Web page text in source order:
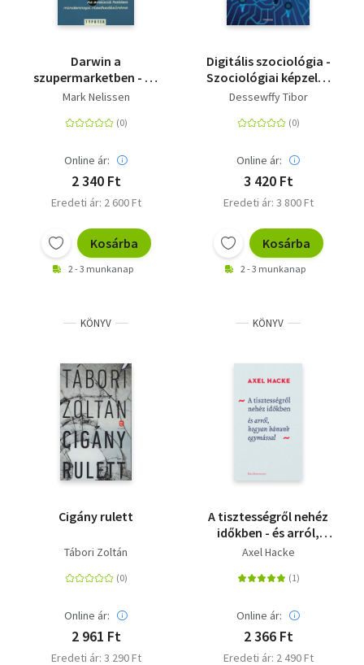
Darwin a
szupermarketben - Az
evolúció hatása
viselkedésünkre
Mark Nelissen
Online ár:
2 340 Ft
Eredeti ár: 2 600 Ft
Kosárba
2 - 3 munkanap
Digitális szociológia -
Szociológiai képzelet
a digitális korban
Dessewffy Tibor
Online ár:
3 420 Ft
Eredeti ár: 3 800 Ft
Kosárba
2 - 3 munkanap
KÖNYV
Cigány rulett
Tábori Zoltán
Online ár:
2 961 Ft
Eredeti ár: 3 290 Ft
KÖNYV
A tisztességről nehéz
időkben - és arról,
hogyan bánunk
Axel Hacke
Online ár:
2 366 Ft
Eredeti ár: 2 490 Ft